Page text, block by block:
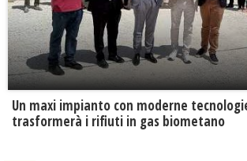
Un maxi impianto con moderne
trasformerà i rifiuti in gas biometano